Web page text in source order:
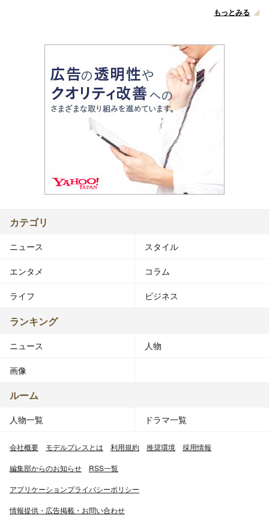
もっとみる
カテゴリ
ニュース スタイル
エンタメ コラム
ライフ ビジネス
ランキング
ニュース 人物
画像
ルーム
人物一覧 ドラマ一覧
会社概要 モデルプレスとは 利用規約 推奨環境 採用情報
編集部からのお知らせ RSS一覧
アプリケーションプライバシーポリシー
情報提供・広告掲載・お問い合わせ